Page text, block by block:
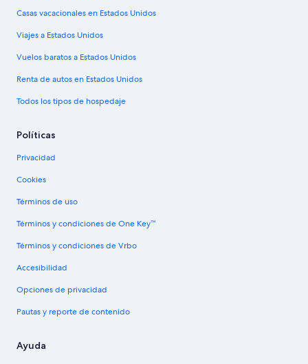
Casas vacacionales en Estados Unidos
Viajes a Estados Unidos
Vuelos baratos a Estados Unidos
Renta de autos en Estados Unidos
Todos los tipos de hospedaje
Políticas
Privacidad
Cookies
Términos de uso
Términos y condiciones de One Key™
Términos y condiciones de Vrbo
Accesibilidad
Opciones de privacidad
Pautas y reporte de contenido
Ayuda